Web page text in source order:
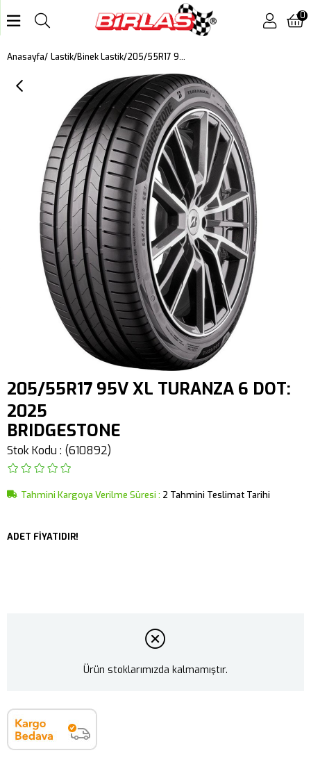
0
Anasayfa Lastik Binek Lastik 205/55R17 95V XL TURANZA 6 DOT: 2025
205/55R17 95V XL TURANZA 6 DOT:
2025
BRIDGESTONE
Stok Kodu (610892)
Tahmini Kargoya Verilme Süresi : 2 Tahmini Teslimat Tarihi
ADET FİYATIDIR!
Ürün stoklarımızda kalmamıştır.